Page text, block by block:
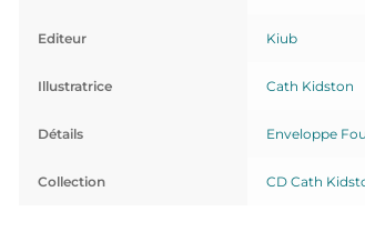
Editeur Kiub
Illustratrice Cath Kidston
Détails Enveloppe
Collection CD Cath